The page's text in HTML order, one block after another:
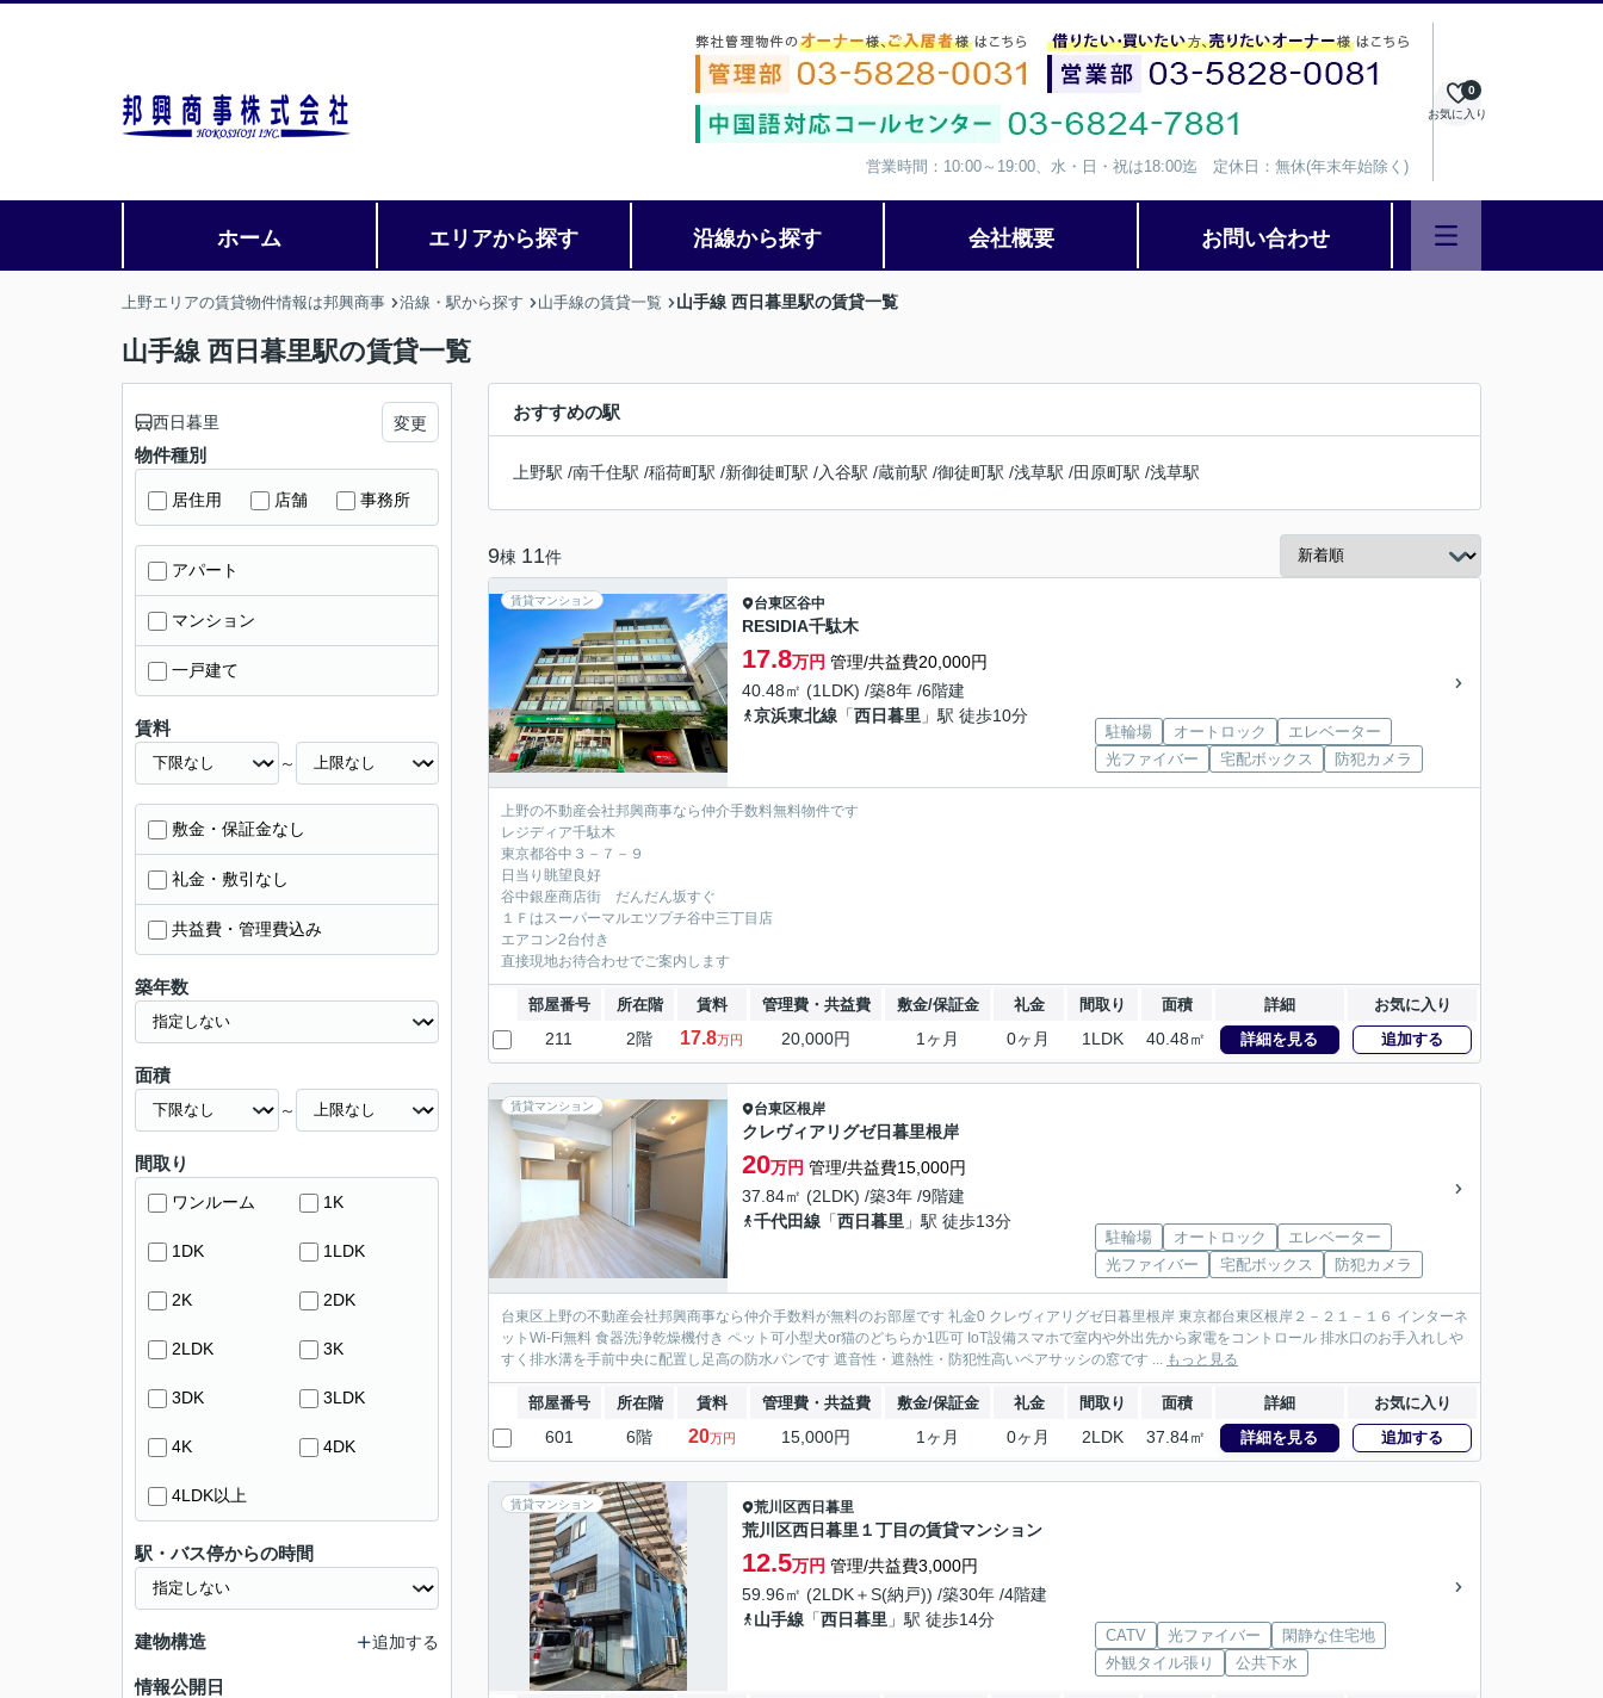
営業時間：10:00～19:00、水・日・祝は18:00迄 定休日：無休(年末年始除く)
お気に入り
0
ホーム エリアから探す 沿線から探す 会社概要 お問い合わせ
上野エリアの賃貸物件情報は邦興商事 沿線・駅から探す 山手線の賃貸一覧 山手線 西日暮里駅の賃貸一覧
山手線 西日暮里駅の賃貸一覧
おすすめの駅
上野駅 /南千住駅 /稲荷町駅 /新御徒町駅 /入谷駅 /蔵前駅 /御徒町駅 /浅草駅 /田原町駅 /浅草駅
9棟 11件
賃貸マンション 台東区谷中
RESIDIA千駄木
17.8万円 管理/共益費20,000円
40.48㎡ (1LDK) /築8年 /6階建
京浜東北線 「西日暮里 」駅 徒歩10分
駐輪場 オートロック
エレベーター
光ファイバー
宅配ボックス 防犯カメラ
上野の不動産会社邦興商事なら仲介手数料無料物件です
レジディア千駄木
東京都谷中３－７－９
日当り眺望良好
谷中銀座商店街 だんだん坂すぐ
１Ｆはスーパーマルエツプチ谷中三丁目店
エアコン2台付き
直接現地お待合わせでご案内します
部屋番号 所在階 賃料 管理費・共益費 敷金/保証金 礼金 間取り 面積 詳細 お気に入り
211 2階 17.8万円 20,000円 1ヶ月 0ヶ月 1LDK 40.48㎡ 詳細を見る 追加する
賃貸マンション 台東区根岸
クレヴィアリグゼ日暮里根岸
20万円 管理/共益費15,000円
37.84㎡ (2LDK) /築3年 /9階建
千代田線 「西日暮里 」駅 徒歩13分
駐輪場 オートロック
エレベーター
光ファイバー
宅配ボックス 防犯カメラ
台東区上野の不動産会社邦興商事なら仲介手数料が無料のお部屋です 礼金0 クレヴィアリグゼ日暮里根岸 東京都台東区根岸２－２１－１６ インターネ
ットWi-Fi無料 食器洗浄乾燥機付き ペット可小型犬or猫のどちらか1匹可 IoT設備スマホで室内や外出先から家電をコントロール 排水口のお手入れしや
すく排水溝を手前中央に配置し足高の防水パンです 遮音性・遮熱性・防犯性高いペアサッシの窓です ... もっと見る
部屋番号 所在階 賃料 管理費・共益費 敷金/保証金 礼金 間取り 面積 詳細 お気に入り
601 6階 20万円 15,000円 1ヶ月 0ヶ月 2LDK 37.84㎡ 詳細を見る 追加する
賃貸マンション 荒川区西日暮里
荒川区西日暮里１丁目の賃貸マンション
12.5万円 管理/共益費3,000円
59.96㎡ (2LDK＋S(納戸)) /築30年 /4階建
山手線 「西日暮里 」駅 徒歩14分
CATV 光ファイバー
閑静な住宅地
外観タイル張り
公共下水
西日暮里 変更
物件種別
居住用 店舗 事務所
アパート
マンション
一戸建て
賃料
～
敷金・保証金なし
礼金・敷引なし
共益費・管理費込み
築年数
面積
～
間取り
ワンルーム 1K
1DK 1LDK
2K 2DK
2LDK 3K
3DK 3LDK
4K 4DK
4LDK以上
駅・バス停からの時間
建物構造 追加する
情報公開日